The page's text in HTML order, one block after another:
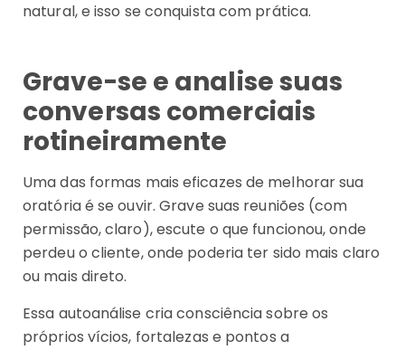
natural, e isso se conquista com prática.
Grave-se e analise suas
conversas comerciais
rotineiramente
Uma das formas mais eficazes de melhorar sua
oratória é se ouvir. Grave suas reuniões (com
permissão, claro), escute o que funcionou, onde
perdeu o cliente, onde poderia ter sido mais claro
ou mais direto.
Essa autoanálise cria consciência sobre os
próprios vícios, fortalezas e pontos a